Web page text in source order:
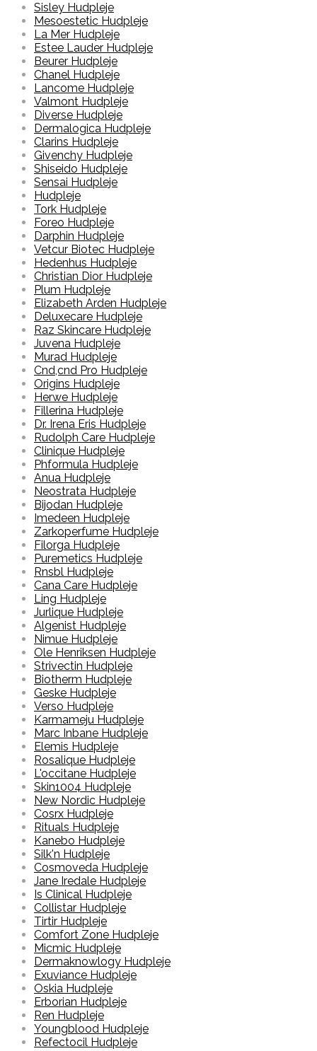
Sisley Hudpleje
Mesoestetic Hudpleje
La Mer Hudpleje
Estee Lauder Hudpleje
Beurer Hudpleje
Chanel Hudpleje
Lancome Hudpleje
Valmont Hudpleje
Diverse Hudpleje
Dermalogica Hudpleje
Clarins Hudpleje
Givenchy Hudpleje
Shiseido Hudpleje
Sensai Hudpleje
Hudpleje
Tork Hudpleje
Foreo Hudpleje
Darphin Hudpleje
Vetcur Biotec Hudpleje
Hedenhus Hudpleje
Christian Dior Hudpleje
Plum Hudpleje
Elizabeth Arden Hudpleje
Deluxecare Hudpleje
Raz Skincare Hudpleje
Juvena Hudpleje
Murad Hudpleje
Cnd,cnd Pro Hudpleje
Origins Hudpleje
Herwe Hudpleje
Fillerina Hudpleje
Dr. Irena Eris Hudpleje
Rudolph Care Hudpleje
Clinique Hudpleje
Phformula Hudpleje
Anua Hudpleje
Neostrata Hudpleje
Bijodan Hudpleje
Imedeen Hudpleje
Zarkoperfume Hudpleje
Filorga Hudpleje
Puremetics Hudpleje
Rnsbl Hudpleje
Cana Care Hudpleje
Ling Hudpleje
Jurlique Hudpleje
Algenist Hudpleje
Nimue Hudpleje
Ole Henriksen Hudpleje
Strivectin Hudpleje
Biotherm Hudpleje
Geske Hudpleje
Verso Hudpleje
Karmameju Hudpleje
Marc Inbane Hudpleje
Elemis Hudpleje
Rosalique Hudpleje
L'occitane Hudpleje
Skin1004 Hudpleje
New Nordic Hudpleje
Cosrx Hudpleje
Rituals Hudpleje
Kanebo Hudpleje
Silk'n Hudpleje
Cosmoveda Hudpleje
Jane Iredale Hudpleje
Is Clinical Hudpleje
Collistar Hudpleje
Tirtir Hudpleje
Comfort Zone Hudpleje
Micmic Hudpleje
Dermaknowlogy Hudpleje
Exuviance Hudpleje
Oskia Hudpleje
Erborian Hudpleje
Ren Hudpleje
Youngblood Hudpleje
Refectocil Hudpleje